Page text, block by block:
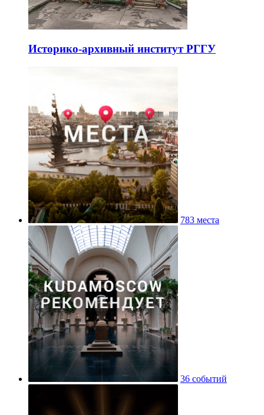
Историко-архивный институт РГГУ
783 места
36 событий